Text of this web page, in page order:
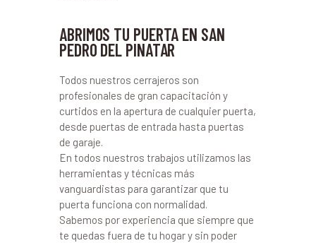
ABRIMOS TU PUERTA EN SAN
PEDRO DEL PINATAR
Todos nuestros cerrajeros son
profesionales de gran capacitación y
curtidos en la apertura de cualquier puerta,
desde puertas de entrada hasta puertas
de garaje.
En todos nuestros trabajos utilizamos las
herramientas y técnicas más
vanguardistas para garantizar que tu
puerta funciona con normalidad.
Sabemos por experiencia que siempre que
te quedas fuera de tu hogar y sin poder